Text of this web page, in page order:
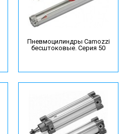
Пневмоцилиндры Camozzi
бесштоковые. Серия 50